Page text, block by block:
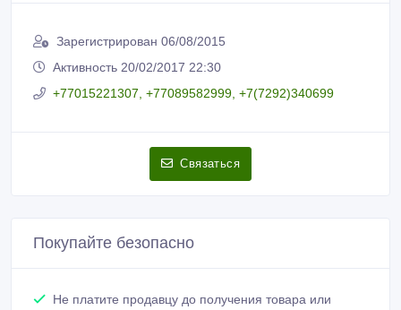
Зарегистрирован 06/08/2015
Активность 20/02/2017 22:30
+77015221307, +77089582999, +7(7292)340699
Связаться
Покупайте безопасно
Не платите продавцу до получения товара или